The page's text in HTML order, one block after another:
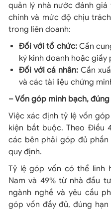
quản lý nhà nước đánh
chính và mức độ chịu
trong liên doanh:
Đối với tổ chức:Cần
ký kinh doanh hoặc
Đối với cá nhân: Cần
và các tài liệu chứng
– Vốn góp minh bạch,
Việc xác định tỷ lệ vốn
kiện bắt buộc. Theo Điều
các bên phải góp đủ
quy định.
Tỷ lệ góp vốn có thể linh
Nam và 49% từ nhà đầu
ngành nghề và yêu cầu
góp vốn đầy đủ, đúng